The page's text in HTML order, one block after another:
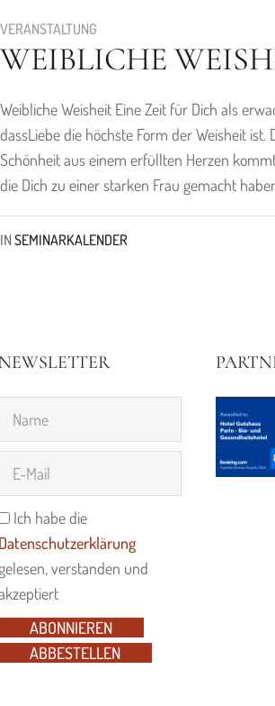
VERANSTALTUNG
WEIBLICHE
Weibliche Weisheit Eine Zeit für Dich als
dassLiebe die höchste Form der Weisheit
Schönheit aus einem erfüllten Herzen
die Dich zu einer starken Frau gemacht
INSEMINARKALENDER
NEWSLETTER
Ich habe die
Datenschutzerklärung
gelesen, verstanden und
ABONNIEREN
ABBESTELLEN